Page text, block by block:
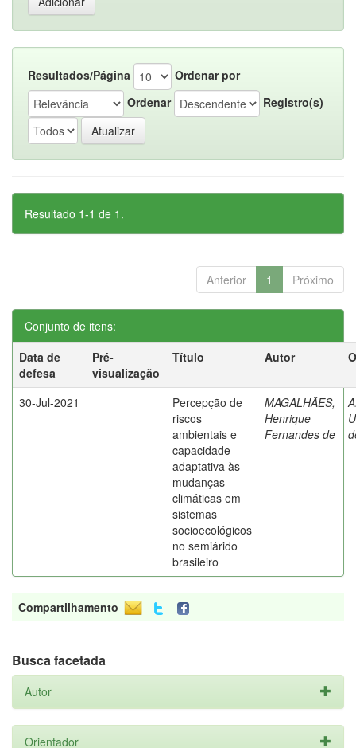
Resultados/Página
Ordenar por
Ordenar
Registro(s)
Resultado 1-1 de 1.
Anterior 1 Próximo
Conjunto de itens:
Data de
defesa
Pré-
visualização
Título Autor
30-Jul-2021
Percepção de
riscos
ambientais e
capacidade
adaptativa às
mudanças
climáticas em
sistemas
socioecológicos
no semiárido
brasileiro
MAGALHÃES,
Henrique
Fernandes de
Compartilhamento
Busca facetada
Autor
Orientador